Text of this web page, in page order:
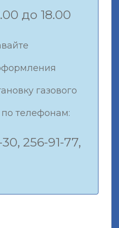
до 18.00
газового
телефонам:
256-91-77,